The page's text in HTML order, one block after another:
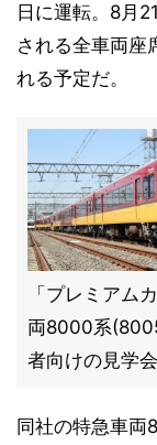
日に運転。8月
される全車両座
れる予定だ。
「プレミアム
両8000系
者向けの見学
同社の特急車両